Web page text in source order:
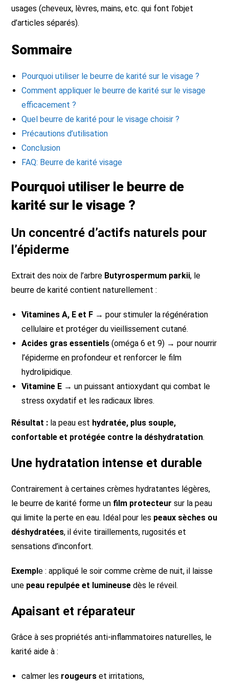
usages (cheveux, lèvres, mains, etc. qui font l’objet
d’articles séparés).
Sommaire
Pourquoi utiliser le beurre de karité sur le visage ?
Comment appliquer le beurre de karité sur le visage
efficacement ?
Quel beurre de karité pour le visage choisir ?
Précautions d’utilisation
Conclusion
FAQ: Beurre de karité visage
Pourquoi utiliser le beurre de
karité sur le visage ?
Un concentré d’actifs naturels pour
l’épiderme
Extrait des noix de l’arbre Butyrospermum parkii, le
beurre de karité contient naturellement :
Vitamines A, E et F → pour stimuler la régénération
cellulaire et protéger du vieillissement cutané.
Acides gras essentiels (oméga 6 et 9) → pour nourrir
l’épiderme en profondeur et renforcer le film
hydrolipidique.
Vitamine E → un puissant antioxydant qui combat le
stress oxydatif et les radicaux libres.
Résultat : la peau est hydratée, plus souple,
confortable et protégée contre la déshydratation.
Une hydratation intense et durable
Contrairement à certaines crèmes hydratantes légères,
le beurre de karité forme un film protecteur sur la peau
qui limite la perte en eau. Idéal pour les peaux sèches ou
déshydratées, il évite tiraillements, rugosités et
sensations d’inconfort.
Exemple : appliqué le soir comme crème de nuit, il laisse
une peau repulpée et lumineuse dès le réveil.
Apaisant et réparateur
Grâce à ses propriétés anti-inflammatoires naturelles, le
karité aide à :
calmer les rougeurs et irritations,